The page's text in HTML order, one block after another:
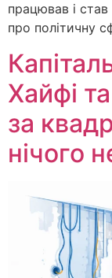
працював і
про політичну
Хайфі
за
нічого